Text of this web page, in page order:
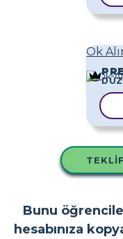
Ok
Bunu
hesabınıza